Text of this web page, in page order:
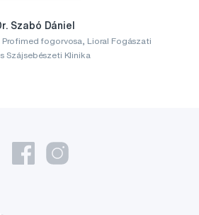
Szabó Dániel
Profimed fogorvosa, Lioral Fogászati
Szájsebészeti Klinika